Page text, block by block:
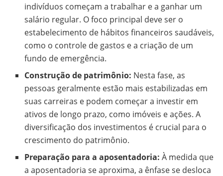
indivíduos começam a trabalhar e a ganhar um
salário regular. O foco principal deve ser o
estabelecimento de hábitos financeiros saudáveis,
como o controle de gastos e a criação de um
fundo de emergência.
Construção de patrimônio: Nesta fase, as
pessoas geralmente estão mais estabilizadas em
suas carreiras e podem começar a investir em
ativos de longo prazo, como imóveis e ações. A
diversificação dos investimentos é crucial para o
crescimento do patrimônio.
Preparação para a aposentadoria: À medida que
a aposentadoria se aproxima, a ênfase se desloca